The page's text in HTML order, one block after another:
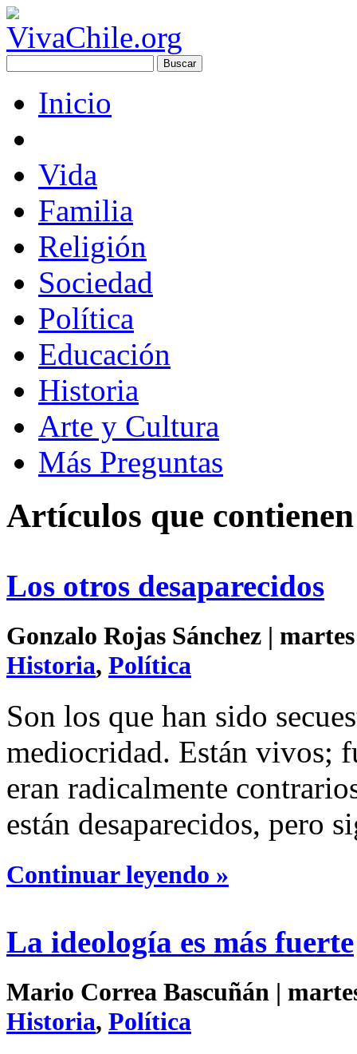
Inicio
Vida
Familia
Religión
Sociedad
Política
Educación
Historia
Arte y Cultura
Más Preguntas
Artículos que
Los otros desaparecidos
Gonzalo Rojas Sánchez |
Historia, Política
Son los que han sido
mediocridad. Están vivos;
eran radicalmente
están desaparecidos, pero
Continuar leyendo »
La ideología es más fuerte
Mario Correa Bascuñán |
Historia, Política